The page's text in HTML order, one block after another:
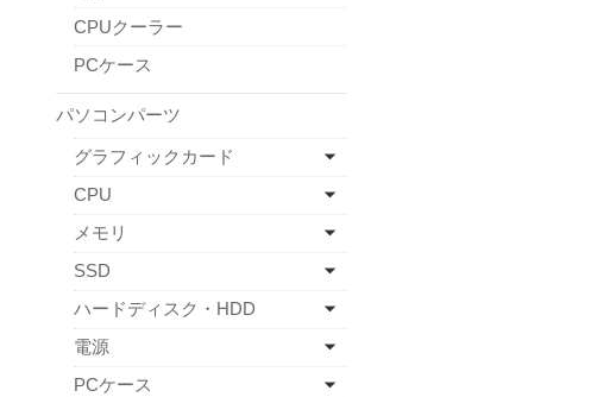
CPUクーラー
PCケース
パソコンパーツ
グラフィックカード
CPU
メモリ
SSD
ハードディスク・HDD
電源
PCケース